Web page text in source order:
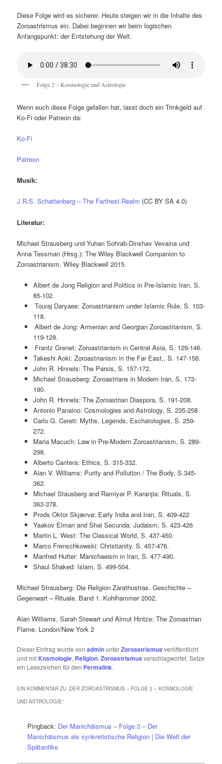
Diese Folge wird es sicherer. Heute steigen wir in die Inhalte des
Zoroastrismus ein. Dabei beginnen wir beim logischen
Anfangspunkt: der Entstehung der Welt.
Folge 2 – Kosmologie und Astrologie
Wenn euch diese Folge gefallen hat, lasst doch ein Trinkgeld auf
Ko-Fi oder Patreon da:
Ko-Fi
Patreon
Musik:
J.R.S. Schattenberg – The Farthest Realm (CC BY SA 4.0)
Literatur:
Michael Strausberg und Yuhan Sohrab-Dinshav Vevaina und
Anna Tessman (Hrsg.): The Wiley Blackwell Companion to
Zoroastrianism. Wiley Blackwell 2015.
Albert de Jong Religion and Politics in Pre‐Islamic Iran, S.
85-102.
Touraj Daryaee: Zoroastrianism under Islamic Rule, S. 103-
118.
Albert de Jong: Armenian and Georgian Zoroastrianism, S.
119-128.
Frantz Grenet: Zoroastrianism in Central Asia, S. 129-146.
Takeshi Aoki: Zoroastrianism in the Far East,, S. 147-156.
John R. Hinnels: The Parsis, S. 157-172.
Michael Strausberg: Zoroastrians in Modern Iran, S. 173-
190.
John R. Hinnels: The Zoroastrian Diaspora, S. 191-208.
Antonio Panaino: Cosmologies and Astrology, S. 235-258
Carlo G. Cereti: Myths, Legends, Eschatologies, S. 259-
272.
Maria Macuch: Law in Pre‐Modern Zoroastrianism, S. 289-
298.
Alberto Cantera: Ethics, S. 315-332.
Alan V. Williams: Purity and Pollution / The Body, S.345-
362.
Michael Stausberg and Ramiyar P. Karanjia: Rituals, S.
363-378.
Prods Oktor Skjærvø: Early India and Iran, S. 409-422
Yaakov Elman and Shai Secunda: Judaism, S. 423-426
Martin L. West: The Classical World, S. 437-450.
Marco Frenschkowski: Christianity, S. 457-476.
Manfred Hutter: Manichaeism in Iran, S. 477-490.
Shaul Shaked: Islam, S. 499-504.
Michael Strausberg: Die Religion Zarathustras. Geschichte –
Gegenwart – Rituale. Band 1. Kohlhammer 2002.
Alan Williams, Sarah Stewart und Almut Hintze: The Zoroastrian
Flame. London/New York 2
Dieser Eintrag wurde vonadminunterZoroastrismus veröffentlicht
und mit Kosmologie, Religion,Zoroastrismus verschlagwortet. Setze
ein Lesezeichen für den Permalink.
EIN KOMMENTAR ZU „DER ZOROASTRISMUS – FOLGE 2 – KOSMOLOGIE
UND ASTROLOGIE“
Pingback: Der Manichäismus – Folge 3 – Der
Manichäismus als synkretistische Religion | Die Welt der
Spätantike